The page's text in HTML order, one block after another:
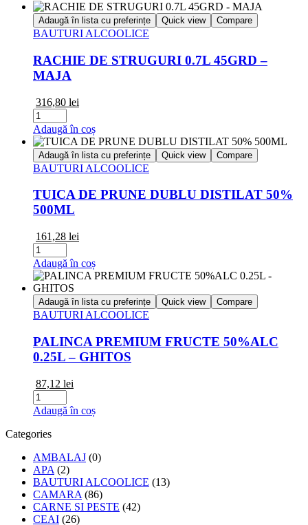
Adaugă în lista cu preferințe Quick view Compare
BAUTURI ALCOOLICE
RACHIE DE STRUGURI 0.7L 45GRD –
MAJA
316,80 lei
Cantitate
RACHIE
DE
STRUGURI
0.7L
45GRD
-
MAJA
Adaugă în coș
Adaugă în lista cu preferințe Quick view Compare
BAUTURI ALCOOLICE
TUICA DE PRUNE DUBLU DISTILAT 50%
500ML
161,28 lei
Cantitate
TUICA
DE
PRUNE
DUBLU
DISTILAT
50%
500ML
Adaugă în coș
Adaugă în lista cu preferințe Quick view Compare
BAUTURI ALCOOLICE
PALINCA PREMIUM FRUCTE 50%ALC
0.25L – GHITOS
87,12 lei
Cantitate
PALINCA
PREMIUM
FRUCTE
0.25L
-
GHITOS
Adaugă în coș
Categories
AMBALAJ (0)
APA (2)
BAUTURI ALCOOLICE (13)
CAMARA (86)
CARNE SI PESTE (42)
CEAI (26)